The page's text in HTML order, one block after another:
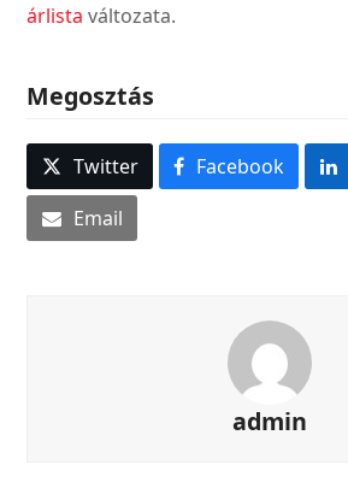
árlista változata.
Megosztás
Twitter Facebook
Email
admin